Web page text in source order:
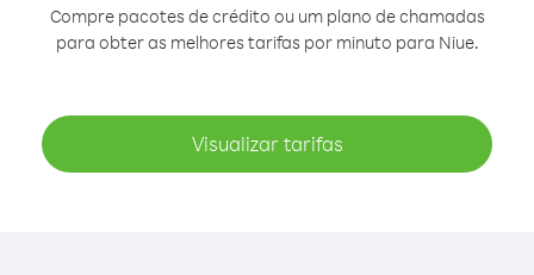
Compre pacotes de crédito ou um plano de chamadas
para obter as melhores tarifas por minuto para Niue.
Visualizar tarifas